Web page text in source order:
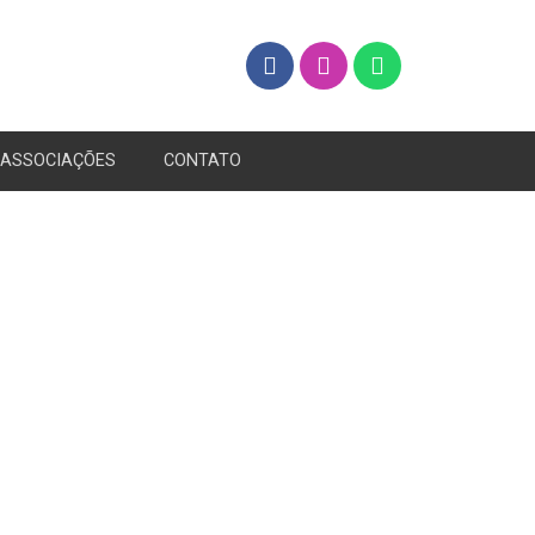
ASSOCIAÇÕES CONTATO